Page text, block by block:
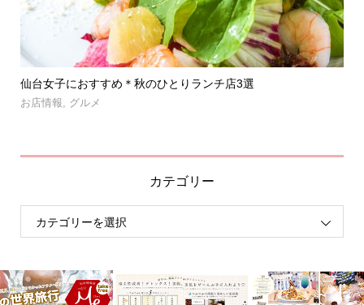
仙台女子におすすめ＊秋のひとりランチ店3選
お店情報, グルメ
カテゴリー